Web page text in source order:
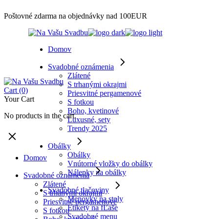
to
Poštovné zdarma na objednávky nad 100EUR
Domov
Svadobné oznámenia
Zlátené
S trhanými okrajmi
Priesvitné pergamenové
S fotkou
Boho, kvetinové
Luxusné, sety
Trendy 2025
Obálky
Obálky
Vnútorné vložky do obálky
Nálepky na obálky
Svadobné tlačoviny
Menovky na stoly
Etikety na fĽaše
Svadobné menu
Cart (0)
Your Cart
No products in the cart.
Domov
Svadobné oznámenia
Zlátené
S trhanými okrajmi
Priesvitné pergamenové
S fotkou